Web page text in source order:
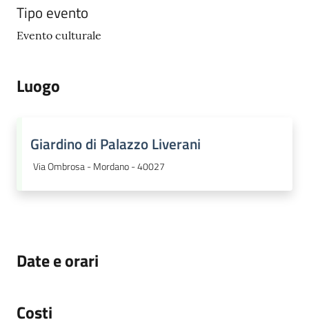
Tipo evento
Evento culturale
Luogo
Giardino di Palazzo Liverani
Via Ombrosa - Mordano - 40027
Date e orari
Costi